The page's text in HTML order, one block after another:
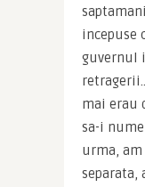
incepuse
guvernul
mai erau
sa-i
urma,
separata,